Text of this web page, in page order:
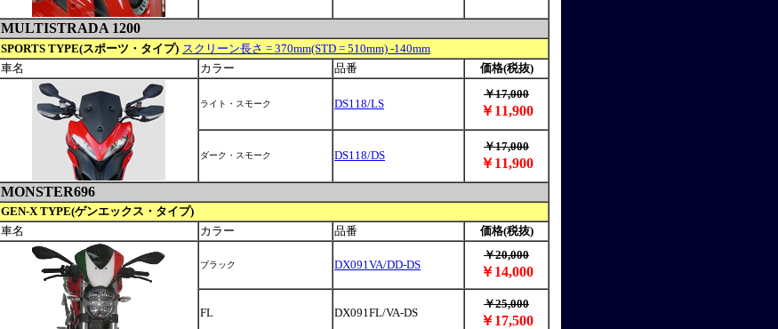
MULTISTRADA 1200
SPORTS TYPE(スポーツ・タイプ) スクリーン長さ = 370mm(STD = 510mm) -140mm
車名
カラー 品番 価格(税抜)
ライト・スモーク DS118/LS
￥17,000
￥11,900
ダーク・スモーク DS118/DS
￥17,000
￥11,900
MONSTER696
GEN-X TYPE(ゲンエックス・タイプ)
車名
カラー 品番 価格(税抜)
ブラック DX091VA/DD-DS
￥20,000
￥14,000
FL DX091FL/VA-DS
￥25,000
￥17,500